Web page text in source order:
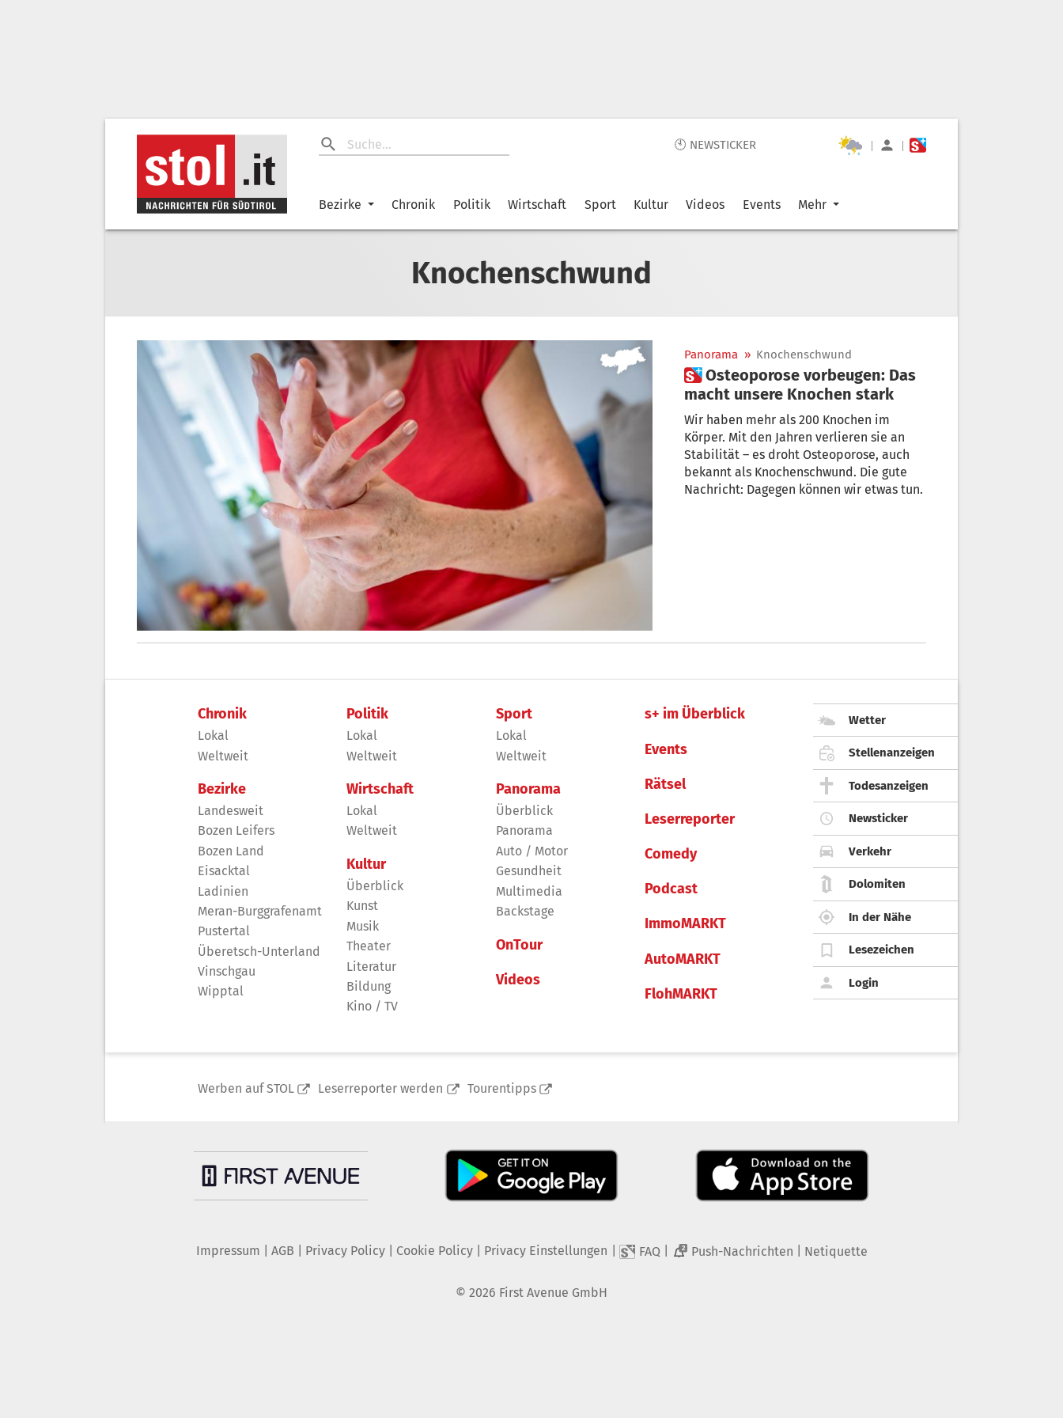
🕙 NEWSTICKER | |
Bezirke Chronik Politik Wirtschaft Sport Kultur Videos Events Mehr
Knochenschwund
Panorama » Knochenschwund
 Osteoporose vorbeugen: Das
macht unsere Knochen stark
Wir haben mehr als 200 Knochen im
Körper. Mit den Jahren verlieren sie an
Stabilität – es droht Osteoporose, auch
bekannt als Knochenschwund. Die gute
Nachricht: Dagegen können wir etwas tun.
Chronik
Lokal
Weltweit
Bezirke
Landesweit
Bozen Leifers
Bozen Land
Eisacktal
Ladinien
Meran-Burggrafenamt
Pustertal
Überetsch-Unterland
Vinschgau
Wipptal
Politik
Lokal
Weltweit
Wirtschaft
Lokal
Weltweit
Kultur
Überblick
Kunst
Musik
Theater
Literatur
Bildung
Kino / TV
Sport
Lokal
Weltweit
Panorama
Überblick
Panorama
Auto / Motor
Gesundheit
Multimedia
Backstage
OnTour
Videos
s+ im Überblick
Events
Rätsel
Leserreporter
Comedy
Podcast
ImmoMARKT
AutoMARKT
FlohMARKT
Wetter
Stellenanzeigen
Todesanzeigen
Newsticker
Verkehr
Dolomiten
In der Nähe
Lesezeichen
Login
Werben auf STOL Leserreporter werden Tourentipps
Impressum AGB Privacy Policy| Cookie Policy| Privacy Einstellungen FAQ 2 Push-Nachrichten Netiquette
© 2026 First Avenue GmbH